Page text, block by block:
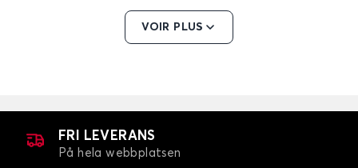
COCCINELLE
VOIR PLUS
FRI LEVERANS
På hela webbplatsen